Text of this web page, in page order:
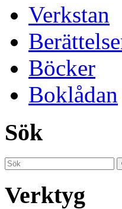
Verkstan
Böcker
Boklådan
Sök
Verktyg